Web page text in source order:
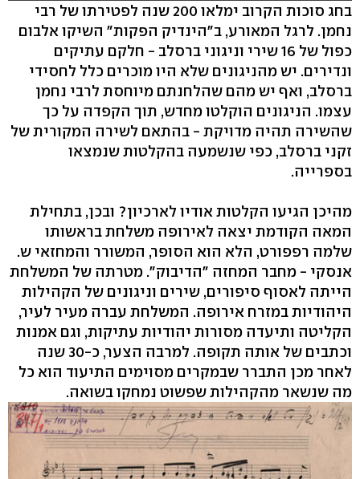
בחג סוכות הקרוב ימלאו 200 שנה לפטירתו של רבי
נחמן. לרגל המאורע, ב"הינדיק הפקות" השיקו אלבום
כפול של 16 שירי וניגוני ברסלב - חלקם עתיקים
ונדירים. יש מהניגונים שלא היו מוכרים כלל לחסידי
ברסלב, ואף יש מהם שהלחנתם מיוחסת לרבי נחמן
עצמו. הניגונים הוקלטו מחדש, תוך הקפדה על כך
שהשירה תהיה מדויקת - בהתאם לשירה המקורית של
זקני ברסלב, כפי שנשמעה בהקלטות שנמצאו
בספרייה.
מהיכן הגיעו הקלטות אודיו לארכיון? ובכן, בתחילת
המאה הקודמת יצאה לאירופה משלחת בראשותו
שלמה רפפורט, הלא הוא הסופר, המשורר והמחזאי ש.
אנסקי - מחבר המחזה "הדיבוק". מטרתה של המשלחת
הייתה לאסוף סיפורים, שירים וניגונים של הקהילות
היהודיות במזרח אירופה. המשלחת עברה מעיר לעיר,
הקליטה ותיעדה מסורות יהודיות עתיקות, וגם אמנות
וכתבים של אותה תקופה. למרבה הצער, כ-30 שנה
לאחר מכן התברר שבמקרים מסוימים התיעוד הוא כל
מה שנשאר מהקהילות שפשוט נמחקו בשואה.